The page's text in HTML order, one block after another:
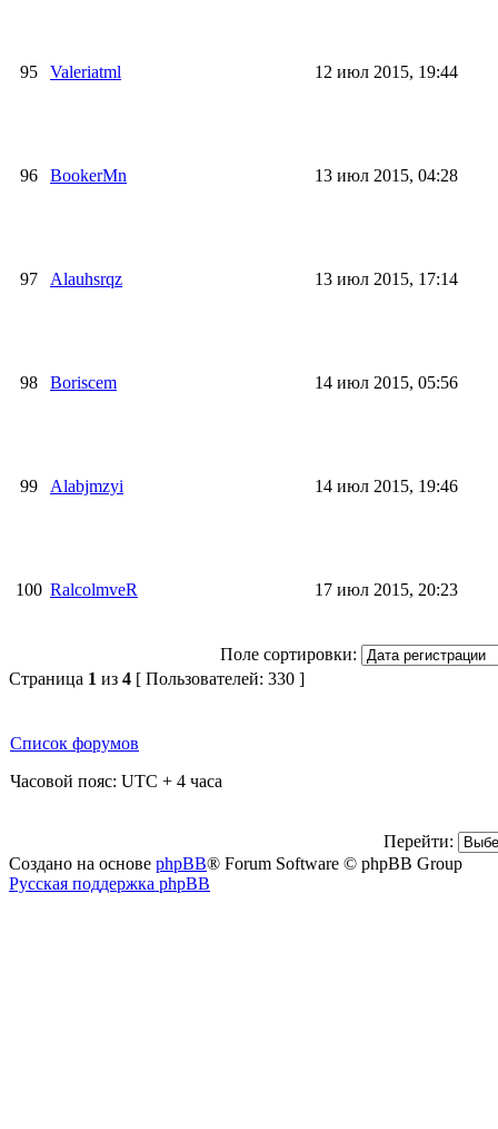
95 Valeriatml 12 июл 2015, 19:44
96 BookerMn 13 июл 2015, 04:28
97 Alauhsrqz 13 июл 2015, 17:14
98 Boriscem 14 июл 2015, 05:56
99 Alabjmzyi 14 июл 2015, 19:46
100 RalcolmveR 17 июл 2015, 20:23
Поле сортировки:
Страница 1 из 4 [ Пользователей: 330 ]
Список форумов
Часовой пояс: UTC + 4 часа
Перейти:
Создано на основе phpBB® Forum Software © phpBB Group
Русская поддержка phpBB